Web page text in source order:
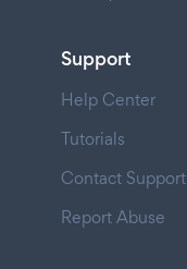
Support
Help Center
Tutorials
Contact Support
Report Abuse